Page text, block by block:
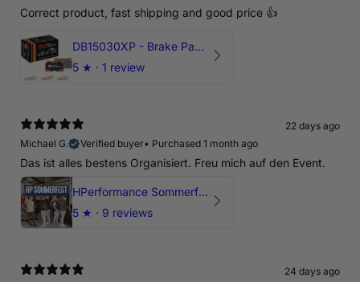
Correct product, fast shipping and good price 👍
DB15030XP - Brake Pads Xtreme Performance | Front Axle
5 ★ · 1 review
22 days ago
Michael G.
Verified buyer• Purchased 1 month ago
Das ist alles bestens Organisiert. Freu mich auf den Event.
HPerformance Sommerfest 2026
5 ★ · 9 reviews
24 days ago